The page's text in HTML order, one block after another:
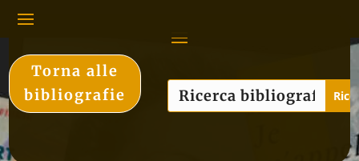
Torna alle
bibliografie